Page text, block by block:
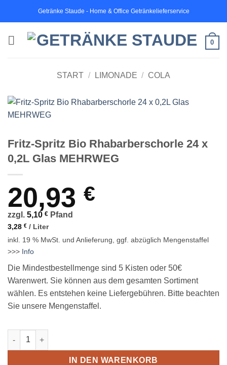
springen
Getränke Staude - Home & Office Getränkelieferservice
0
START / LIMONADE / COLA
Fritz-Spritz Bio Rhabarberschorle 24 x
0,2L Glas MEHRWEG
20,93 €
zzgl. 5,10 € Pfand
3,28 € / Liter
inkl. 19 % MwSt. und Anlieferung, ggf. abzüglich Mengenstaffel
>>> Info
Die Mindestbestellmenge sind 5 Kisten oder 50€
Warenwert. Sie können aus dem gesamten Sortiment
wählen. Es entstehen keine Liefergebühren. Bitte beachten
Sie unsere Mengenstaffel.
Fritz-Spritz Bio Rhabarberschorle 24 x 0,2L Glas MEHRWEG
IN DEN WARENKORB